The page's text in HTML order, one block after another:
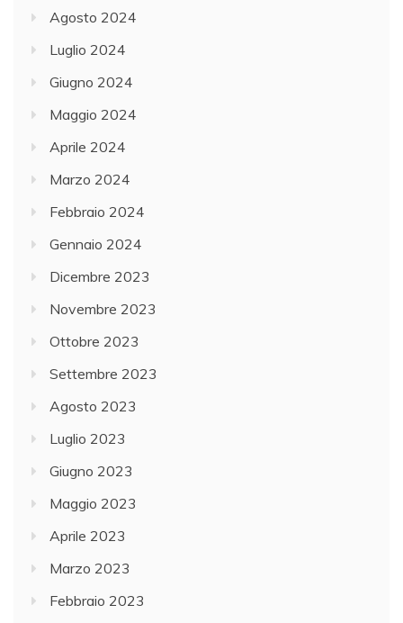
Agosto 2024
Luglio 2024
Giugno 2024
Maggio 2024
Aprile 2024
Marzo 2024
Febbraio 2024
Gennaio 2024
Dicembre 2023
Novembre 2023
Ottobre 2023
Settembre 2023
Agosto 2023
Luglio 2023
Giugno 2023
Maggio 2023
Aprile 2023
Marzo 2023
Febbraio 2023